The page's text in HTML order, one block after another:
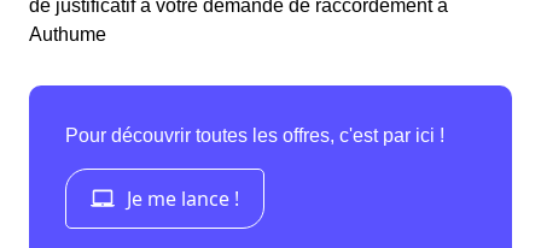
de justificatif à votre demande de raccordement à
Authume